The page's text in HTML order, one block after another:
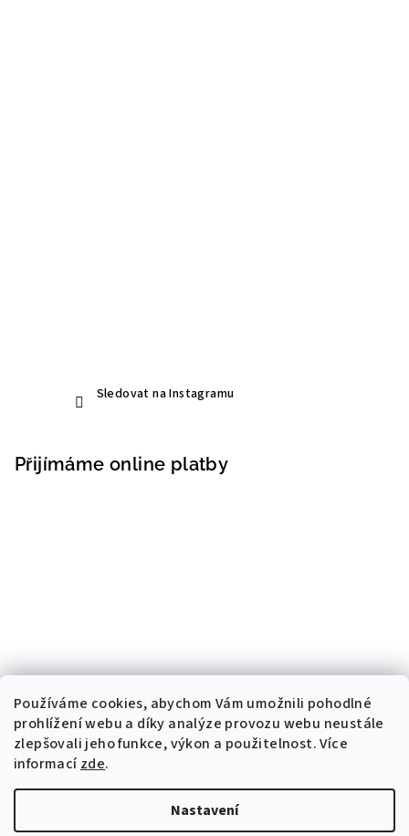
Používáme cookies, abychom Vám umožnili pohodlné
prohlížení webu a díky analýze provozu webu neustále
zlepšovali jeho funkce, výkon a použitelnost. Více
informacízde.
Nastavení
Sledovat na Instagramu
Přijímáme online platby